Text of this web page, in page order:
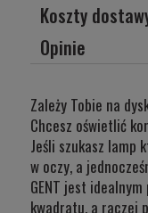
Koszty
Cena nie zawiera
Opinie
Zależy Tobie na
Chcesz oświetlić
Jeśli szukasz lamp
w oczy, a
GENT jest
kwadratu, a raczej